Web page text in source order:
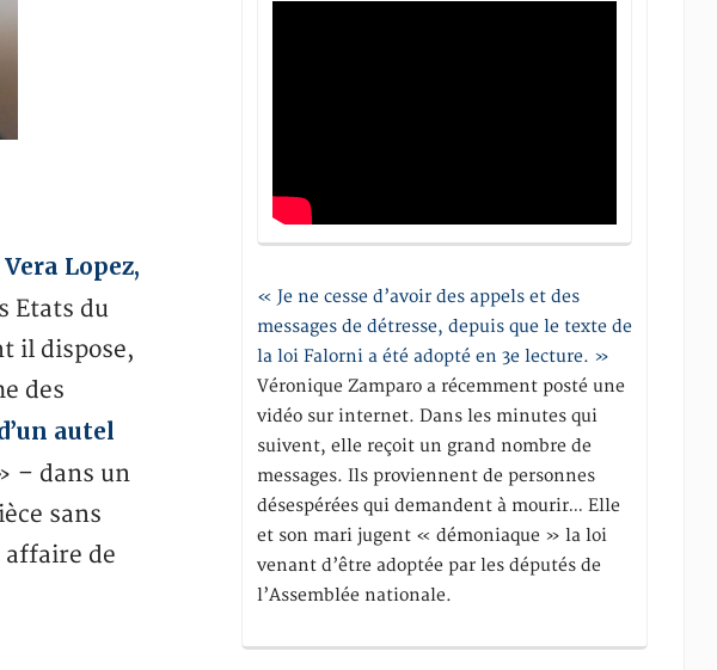
Lopez,
Etats du
il dispose,
des
autel
– dans un
sans
de
« Je ne cesse d’avoir des appels et des
messages de détresse, depuis que le texte de
la loi Falorni a été adopté en 3e lecture. »
Véronique Zamparo a récemment posté une
vidéo sur internet. Dans les minutes qui
suivent, elle reçoit un grand nombre de
messages. Ils proviennent de personnes
désespérées qui demandent à mourir… Elle
et son mari jugent « démoniaque » la loi
venant d’être adoptée par les députés de
l’Assemblée nationale.